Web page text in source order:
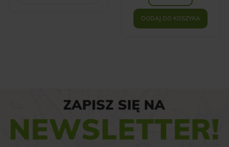
DODAJ DO KOSZYKA